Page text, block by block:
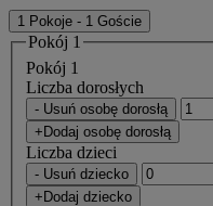
1 Pokoje - 1 Goście
Pokój 1
Pokój 1
Liczba dorosłych
- Usuń osobę dorosłą
+Dodaj osobę dorosłą
Liczba dzieci
- Usuń dziecko
+Dodaj dziecko